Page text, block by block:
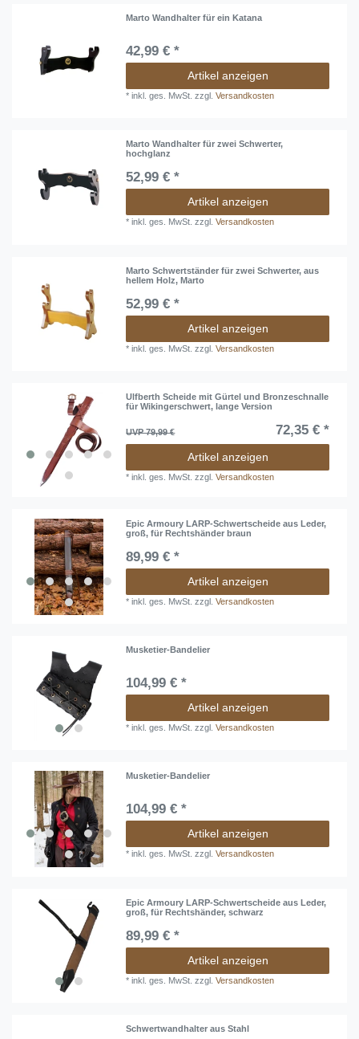
Marto Wandhalter für ein Katana
42,99 € *
Artikel anzeigen
*inkl. ges. MwSt. zzgl.Versandkosten
Marto Wandhalter für zwei Schwerter,
hochglanz
52,99 € *
Artikel anzeigen
*inkl. ges. MwSt. zzgl.Versandkosten
Marto Schwertständer für zwei Schwerter, aus
hellem Holz, Marto
52,99 € *
Artikel anzeigen
*inkl. ges. MwSt. zzgl.Versandkosten
Ulfberth Scheide mit Gürtel und Bronzeschnalle
für Wikingerschwert, lange Version
UVP 79,99 € 72,35 € *
Artikel anzeigen
*inkl. ges. MwSt. zzgl.Versandkosten
Epic Armoury LARP-Schwertscheide aus Leder,
groß, für Rechtshänder braun
89,99 € *
Artikel anzeigen
*inkl. ges. MwSt. zzgl.Versandkosten
Musketier-Bandelier
104,99 € *
Artikel anzeigen
*inkl. ges. MwSt. zzgl.Versandkosten
Musketier-Bandelier
104,99 € *
Artikel anzeigen
*inkl. ges. MwSt. zzgl.Versandkosten
Epic Armoury LARP-Schwertscheide aus Leder,
groß, für Rechtshänder, schwarz
89,99 € *
Artikel anzeigen
*inkl. ges. MwSt. zzgl.Versandkosten
Schwertwandhalter aus Stahl